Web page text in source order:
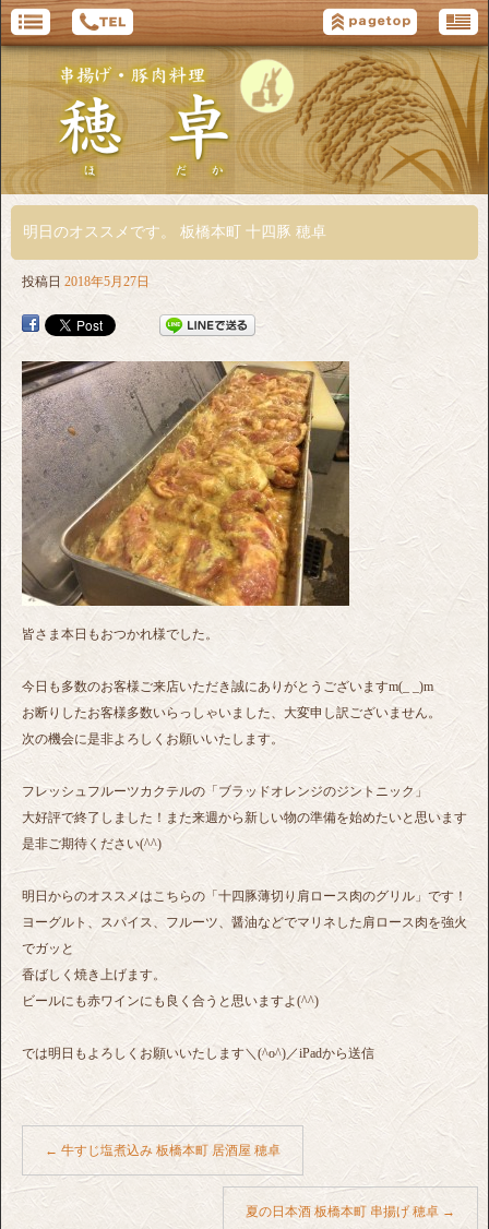
明日のオススメです。 板橋本町 十四豚 穂卓
投稿日 2018年5月27日
皆さま本日もおつかれ様でした。
今日も多数のお客様ご来店いただき誠にありがとうございますm(_ _)m
お断りしたお客様多数いらっしゃいました、大変申し訳ございません。
次の機会に是非よろしくお願いいたします。
フレッシュフルーツカクテルの「ブラッドオレンジのジントニック」
大好評で終了しました！また来週から新しい物の準備を始めたいと思います
是非ご期待ください(^^)
明日からのオススメはこちらの「十四豚薄切り肩ロース肉のグリル」です！
ヨーグルト、スパイス、フルーツ、醤油などでマリネした肩ロース肉を強火
でガッと
香ばしく焼き上げます。
ビールにも赤ワインにも良く合うと思いますよ(^^)
では明日もよろしくお願いいたします＼(^o^)／iPadから送信
← 牛すじ塩煮込み 板橋本町 居酒屋 穂卓
夏の日本酒 板橋本町 串揚げ 穂卓 →